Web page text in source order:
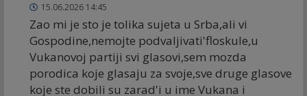
15.06.2026 14:45
Zao mi je sto je tolika sujeta u Srba,ali vi
Gospodine,nemojte podvaljivati'floskule,u
Vukanovoj partiji svi glasovi,sem mozda
porodica koje glasaju za svoje,sve druge glasove
koje ste dobili su zarad'i u ime Vukana i